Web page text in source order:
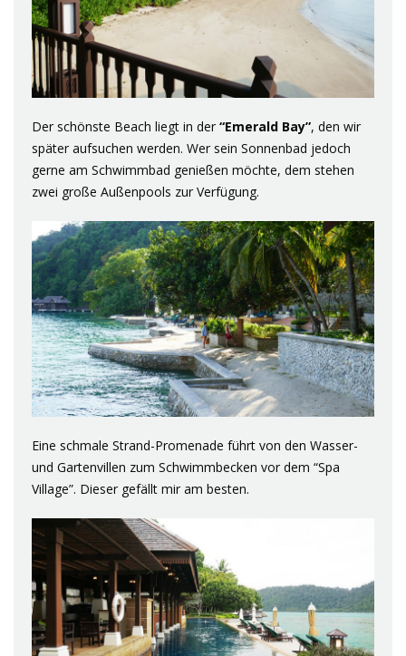
Der schönste Beach liegt in der “Emerald Bay”, den wir
später aufsuchen werden. Wer sein Sonnenbad jedoch
gerne am Schwimmbad genießen möchte, dem stehen
zwei große Außenpools zur Verfügung.
Eine schmale Strand-Promenade führt von den Wasser-
und Gartenvillen zum Schwimmbecken vor dem “Spa
Village”. Dieser gefällt mir am besten.